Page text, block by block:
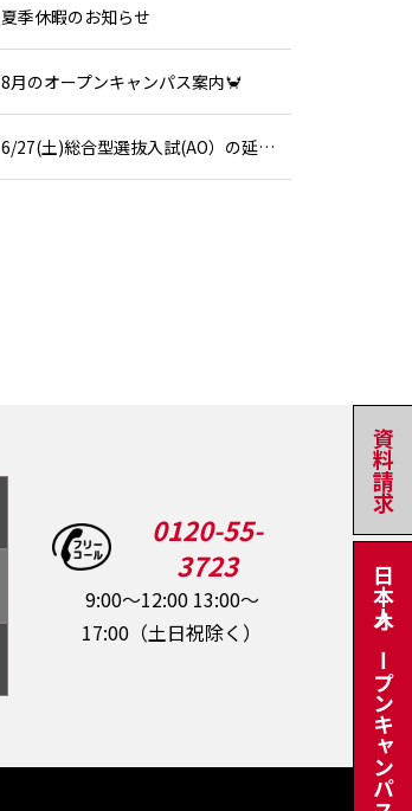
夏季休暇のお知らせ
8月のオープンキャンパス案内🦀
6/27(土)総合型選抜入試(AO）の延…
資料請求
日本人オープンキャンパス
0120-55-
3723
9:00～12:00 13:00～
17:00（土日祝除く）